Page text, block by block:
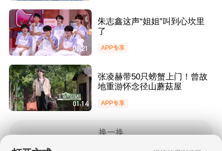
00:21
朱志鑫这声“姐姐”叫到心坎里
了
APP专享
01:14
张凌赫带50只螃蟹上门！曾故
地重游怀念径山蘑菇屋
APP专享
换一换